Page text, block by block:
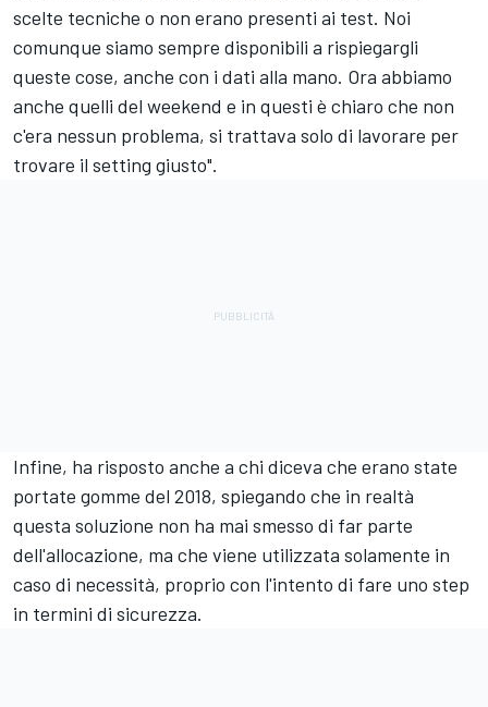
scelte tecniche o non erano presenti ai test. Noi
comunque siamo sempre disponibili a rispiegargli
queste cose, anche con i dati alla mano. Ora abbiamo
anche quelli del weekend e in questi è chiaro che non
c'era nessun problema, si trattava solo di lavorare per
trovare il setting giusto".
Infine, ha risposto anche a chi diceva che erano state
portate gomme del 2018, spiegando che in realtà
questa soluzione non ha mai smesso di far parte
dell'allocazione, ma che viene utilizzata solamente in
caso di necessità, proprio con l'intento di fare uno step
in termini di sicurezza.